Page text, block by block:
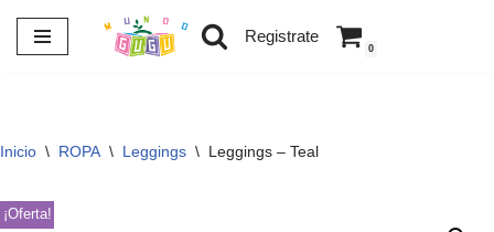
Saltar
Registrate
0
Inicio \ ROPA \ Leggings \ Leggings – Teal
¡Oferta!